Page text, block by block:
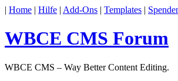
| Home | Hilfe | Add-Ons | Templates |
WBCE CMS Forum
WBCE CMS – Way Better Content Editing.